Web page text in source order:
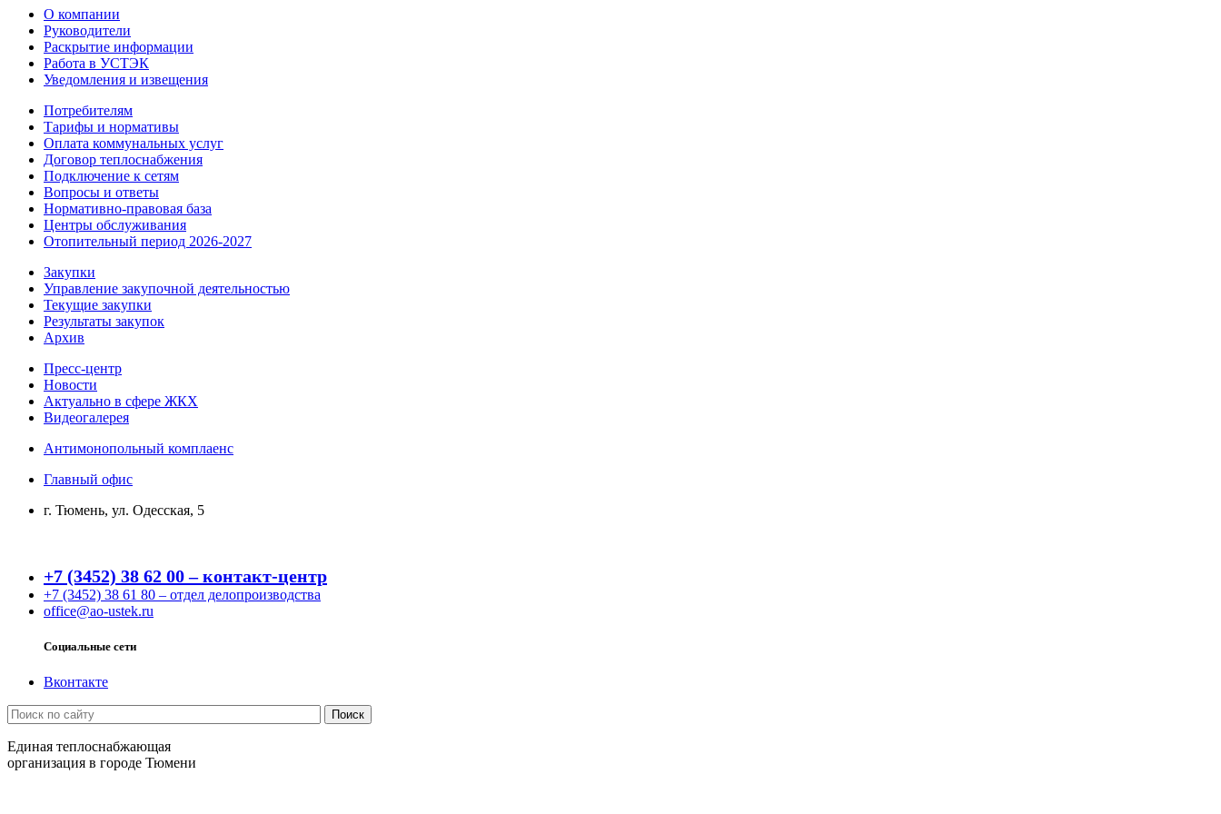
О компании
Руководители
Раскрытие информации
Работа в УСТЭК
Уведомления и извещения
Потребителям
Тарифы и нормативы
Оплата коммунальных услуг
Договор теплоснабжения
Подключение к сетям
Вопросы и ответы
Нормативно-правовая база
Центры обслуживания
Отопительный период 2026-2027
Закупки
Управление закупочной деятельностью
Текущие закупки
Результаты закупок
Архив
Пресс-центр
Новости
Актуально в сфере ЖКХ
Видеогалерея
Антимонопольный комплаенс
Главный офис
г. Тюмень, ул. Одесская, 5
+7 (3452) 38 62 00 – контакт-центр
+7 (3452) 38 61 80 – отдел делопроизводства
office@ao-ustek.ru
Социальные сети
Вконтакте
Единая теплоснабжающая
организация в городе Тюмени